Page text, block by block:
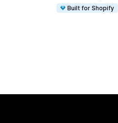
Built for Shopify